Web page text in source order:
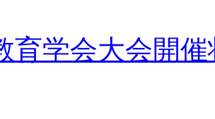
育学会大会開